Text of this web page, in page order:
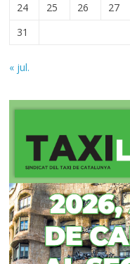
24
25 26 27
31
« jul.